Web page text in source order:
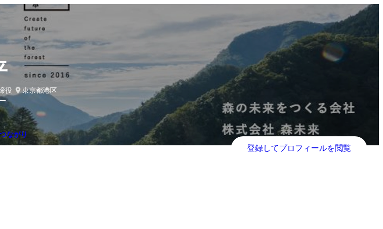
役
東京都港区
ながり
登録してプロフィールを閲覧